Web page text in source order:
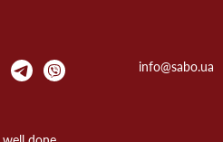
info@sabo.ua